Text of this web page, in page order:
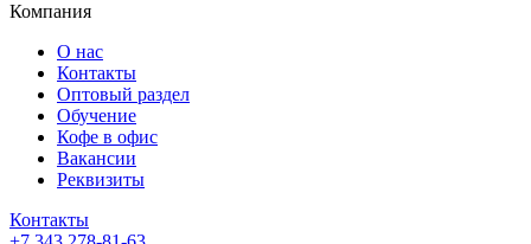
Компания
О нас
Контакты
Оптовый раздел
Обучение
Кофе в офис
Вакансии
Реквизиты
Контакты